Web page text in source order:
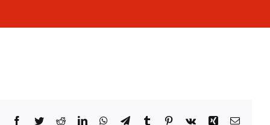
Facebook
TwitterRedditLinkedInWhatsApp
TelegramTumblr Pinterest
Vk Xing Correo